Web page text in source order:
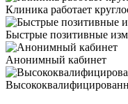
Клиника работает
Быстрые позитивные
Анонимный кабинет